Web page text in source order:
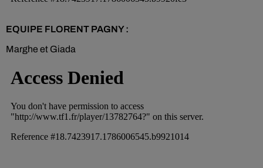
EQUIPE FLORENT PAGNY :
Marghe et Giada